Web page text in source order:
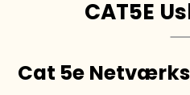
CAT5E
Cat 5e